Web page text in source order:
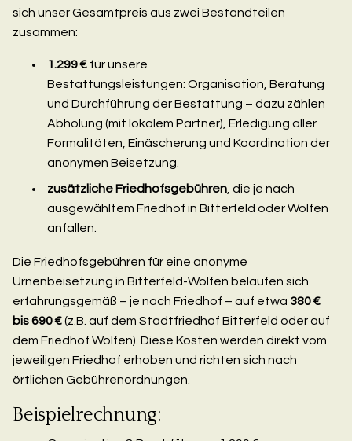
sich unser Gesamtpreis aus zwei Bestandteilen
zusammen:
1.299 € für unsere
Bestattungsleistungen: Organisation, Beratung
und Durchführung der Bestattung – dazu zählen
Abholung (mit lokalem Partner), Erledigung aller
Formalitäten, Einäscherung und Koordination der
anonymen Beisetzung.
zusätzliche Friedhofsgebühren , die je nach
ausgewähltem Friedhof in Bitterfeld oder Wolfen
anfallen.
Die Friedhofsgebühren für eine anonyme
Urnenbeisetzung in Bitterfeld-Wolfen belaufen sich
erfahrungsgemäß – je nach Friedhof – auf etwa 380 €
bis 690 €(z.B. auf dem Stadtfriedhof Bitterfeld oder auf
dem Friedhof Wolfen). Diese Kosten werden direkt vom
jeweiligen Friedhof erhoben und richten sich nach
örtlichen Gebührenordnungen.
Beispielrechnung: